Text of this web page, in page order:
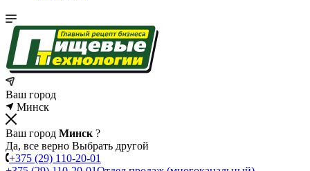
Ваш город
Минск
Ваш город Минск ?
Да, все верно Выбрать другой
+375 (29) 110-20-01